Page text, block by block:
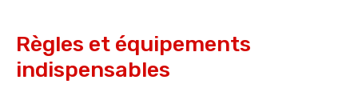
Règles et équipements
indispensables